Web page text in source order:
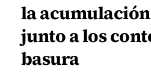
la
junto a los
basura